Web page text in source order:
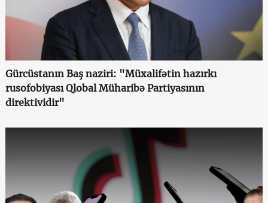
Gürcüstanın Baş naziri: "Müxalifətin hazırkı
rusofobiyası Qlobal Müharibə Partiyasının
direktividir"